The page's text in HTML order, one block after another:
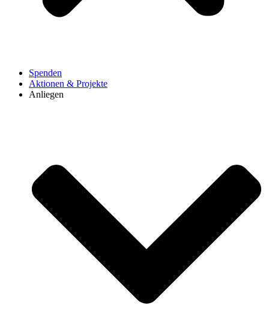
Spenden
Aktionen & Projekte
Anliegen